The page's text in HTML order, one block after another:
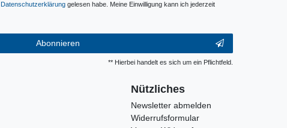
Daten­schutz­erklärunggelesen habe. Meine Einwilligung kann ich jederzeit
Abonnieren
** Hierbei handelt es sich um ein Pflichtfeld.
Nützliches
Newsletter abmelden
Widerrufsformular